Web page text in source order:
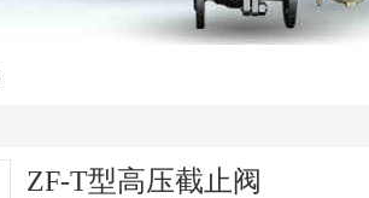
ZF-T型高压截止阀